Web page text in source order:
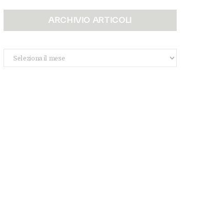
ARCHIVIO ARTICOLI
Archivio
Articoli